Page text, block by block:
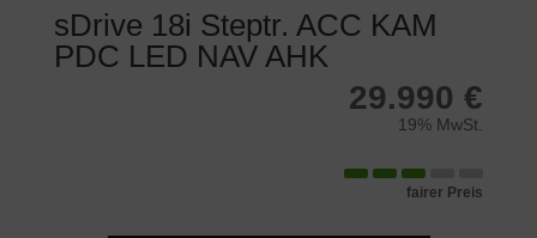
sDrive 18i Steptr. ACC KAM
PDC LED NAV AHK
29.990 €
19% MwSt.
fairer Preis